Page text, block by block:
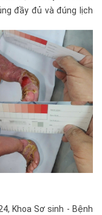
đầy đủ và đúng lịch
Khoa Sơ sinh - Bệnh